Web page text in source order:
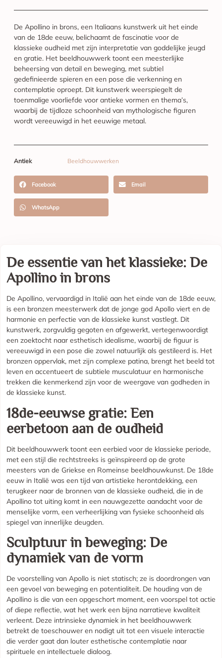
De Apollino in brons, een Italiaans kunstwerk uit het einde
van de 18de eeuw, belichaamt de fascinatie voor de
klassieke oudheid met zijn interpretatie van goddelijke jeugd
en gratie. Het beeldhouwwerk toont een meesterlijke
beheersing van detail en beweging, met subtiel
gedefinieerde spieren en een pose die verkenning en
contemplatie oproept. Dit kunstwerk weerspiegelt de
toenmalige voorliefde voor antieke vormen en thema’s,
waarbij de tijdloze schoonheid van mythologische figuren
wordt vereeuwigd in het eeuwige metaal.
Antiek Beeldhouwwerken
Facebook Email
WhatsApp
De essentie van het klassieke: De
Apollino in brons
De Apollino, vervaardigd in Italië aan het einde van de 18de eeuw,
is een bronzen meesterwerk dat de jonge god Apollo viert en de
harmonie en perfectie van de klassieke kunst vastlegt. Dit
kunstwerk, zorgvuldig gegoten en afgewerkt, vertegenwoordigt
een zoektocht naar esthetisch idealisme, waarbij de figuur is
vereeuwigd in een pose die zowel natuurlijk als gestileerd is. Het
bronzen oppervlak, met zijn complexe patina, brengt het beeld tot
leven en accentueert de subtiele musculatuur en harmonische
trekken die kenmerkend zijn voor de weergave van godheden in
de klassieke kunst.
18de-eeuwse gratie: Een
eerbetoon aan de oudheid
Dit beeldhouwwerk toont een eerbied voor de klassieke periode,
met een stijl die rechtstreeks is geïnspireerd op de grote
meesters van de Griekse en Romeinse beeldhouwkunst. De 18de
eeuw in Italië was een tijd van artistieke herontdekking, een
terugkeer naar de bronnen van de klassieke oudheid, die in de
Apollino tot uiting komt in een nauwgezette aandacht voor de
menselijke vorm, een verheerlijking van fysieke schoonheid als
spiegel van innerlijke deugden.
Sculptuur in beweging: De
dynamiek van de vorm
De voorstelling van Apollo is niet statisch; ze is doordrongen van
een gevoel van beweging en potentialiteit. De houding van de
Apollino is die van een opgeschort moment, een voorspel tot actie
of diepe reflectie, wat het werk een bijna narratieve kwaliteit
verleent. Deze intrinsieke dynamiek in het beeldhouwwerk
betrekt de toeschouwer en nodigt uit tot een visuele interactie
die verder gaat dan louter esthetische contemplatie naar
spirituele en intellectuele dialoog.